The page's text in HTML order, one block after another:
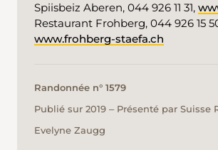
Spiisbeiz Aberen, 044 926 11 31,
Restaurant Frohberg, 044 926 15
www.frohberg-staefa.ch
Randonnée n° 1579
Publié sur 2019 ‒ Présenté par Suisse
Evelyne Zaugg